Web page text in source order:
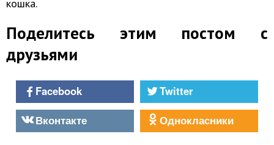
кошка.
Поделитесь этим постом с
друзьями
Facebook
Twitter
Вконтакте
Однокласники